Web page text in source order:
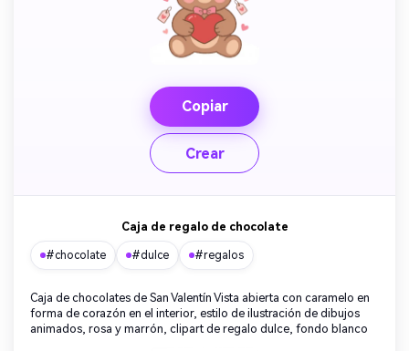
Copiar
Crear
Caja de regalo de chocolate
#chocolate #dulce #regalos
Caja de chocolates de San Valentín Vista abierta con caramelo en
forma de corazón en el interior, estilo de ilustración de dibujos
animados, rosa y marrón, clipart de regalo dulce, fondo blanco